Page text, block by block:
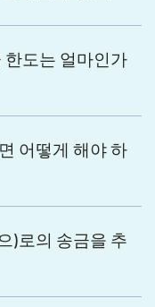
한도는 얼마인가
어떻게 해야 하
)로의 송금을 추